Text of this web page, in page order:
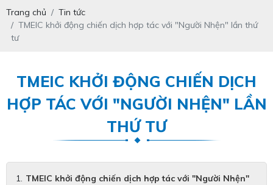
Trang chủ
Tin tức
TMEIC khởi động chiến dịch hợp tác với "Người Nhện" lần thứ
tư
TMEIC KHỞI ĐỘNG CHIẾN DỊCH
HỢP TÁC VỚI "NGƯỜI NHỆN" LẦN
THỨ TƯ
TMEIC khởi động chiến dịch hợp tác với "Người Nhện"